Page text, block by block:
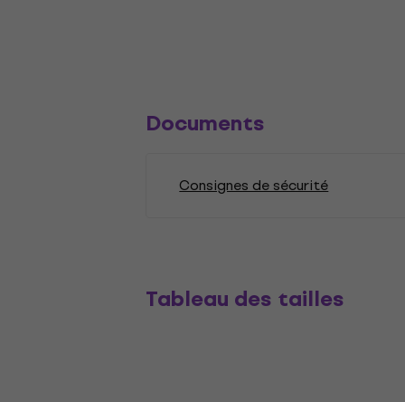
Documents
Consignes de sécurité
Tableau des tailles